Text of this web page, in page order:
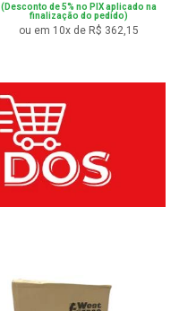
(Desconto de 5% no PIX aplicado na
finalização do pedido)
ou em 10x de R$ 362,15